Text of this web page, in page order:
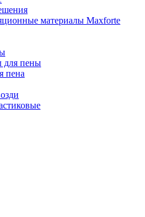
материалы Maxforte
для пены
пена